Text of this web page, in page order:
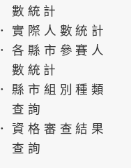
數統計
．實際人數統計
．各縣市參賽人
數統計
．縣市組別種類
查詢
．資格審查結果
查詢